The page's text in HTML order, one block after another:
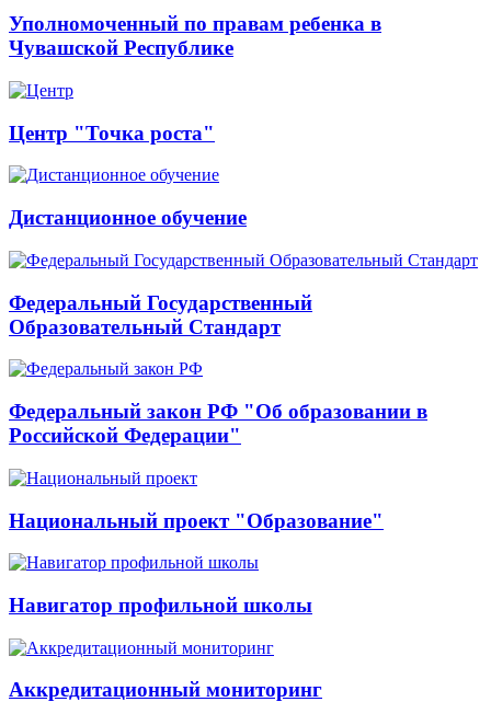
Уполномоченный по правам ребенка в
Чувашской Республике
Центр "Точка роста"
Дистанционное обучение
Федеральный Государственный
Образовательный Стандарт
Федеральный закон РФ "Об образовании в
Российской Федерации"
Национальный проект "Образование"
Навигатор профильной школы
Аккредитационный мониторинг